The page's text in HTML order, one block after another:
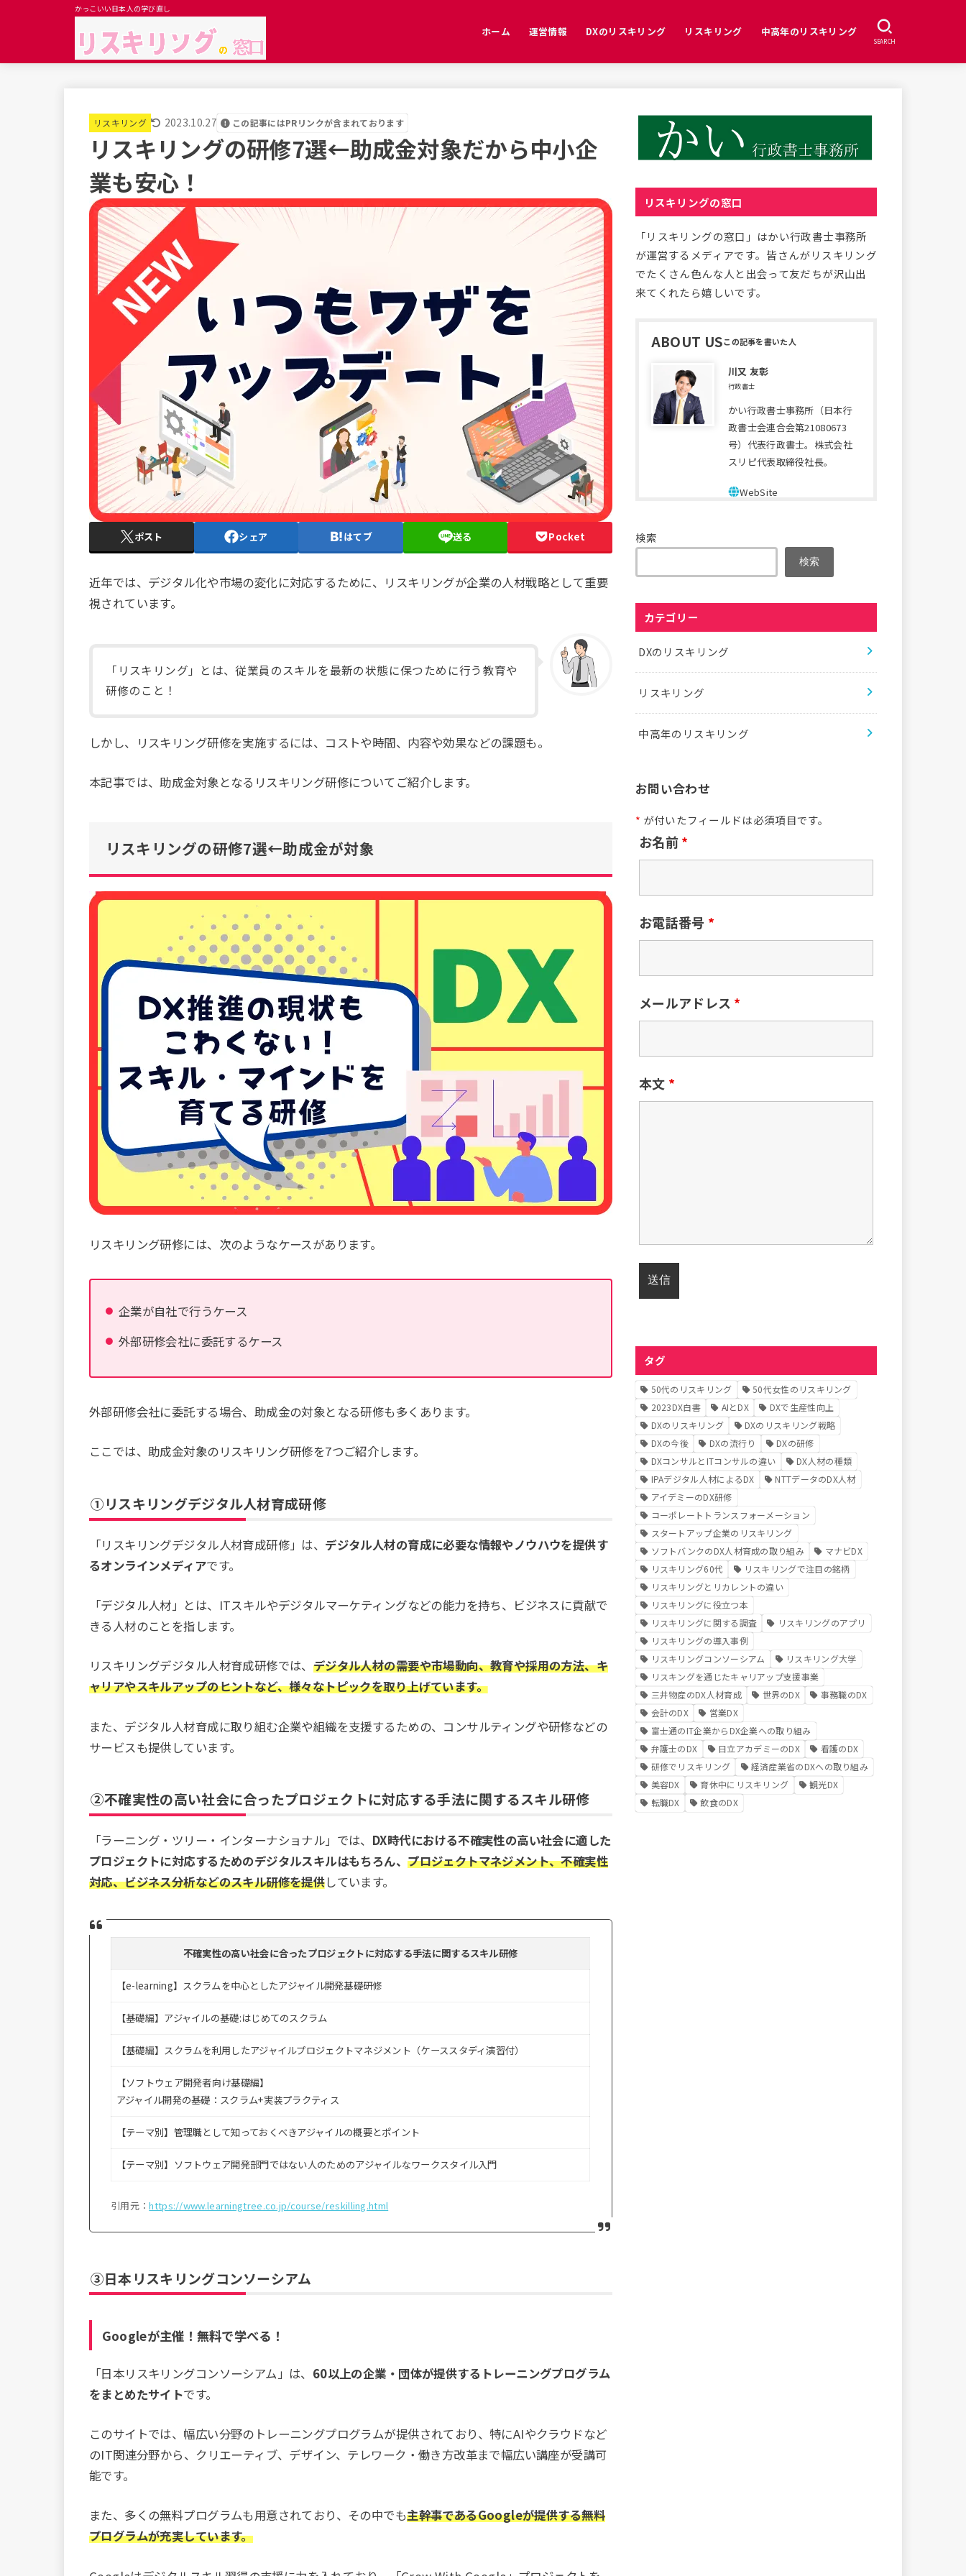
かっこいい日本人の学び直し
ホーム 運営情報
免責事項
プライバシーポリシー
お問い合わせ
特定商取引法に基づく表記
DXのリスキリング リスキリング 中高年のリスキリング
SEARCH
リスキリング 2023.10.27 この記事にはPRリンクが含まれております
リスキリングの研修7選←助成金対象だから中小企
業も安心！
ポスト シェア はてブ 送る Pocket
近年では、デジタル化や市場の変化に対応するために、リスキリングが企業の人材戦略として重要
視されています。
「リスキリング」とは、従業員のスキルを最新の状態に保つために行う教育や
研修のこと！
しかし、リスキリング研修を実施するには、コストや時間、内容や効果などの課題も。
本記事では、助成金対象となるリスキリング研修についてご紹介します。
リスキリングの研修7選←助成金が対象
リスキリング研修には、次のようなケースがあります。
企業が自社で行うケース
外部研修会社に委託するケース
外部研修会社に委託する場合、助成金の対象となる研修も多くあります。
ここでは、助成金対象のリスキリング研修を7つご紹介します。
①リスキリングデジタル人材育成研修
「リスキリングデジタル人材育成研修」は、 デジタル人材の育成に必要な情報やノウハウを提供す
るオンラインメディアです。
「デジタル人材」とは、ITスキルやデジタルマーケティングなどの能力を持ち、ビジネスに貢献で
きる人材のことを指します。
リスキリングデジタル人材育成研修では、 デジタル人材の需要や市場動向、教育や採用の方法、キ
ャリアやスキルアップのヒントなど、様々なトピックを取り上げています。
また、デジタル人材育成に取り組む企業や組織を支援するための、コンサルティングや研修などの
サービスも提供しています。
②不確実性の高い社会に合ったプロジェクトに対応する手法に関するスキル研修
「ラーニング・ツリー・インターナショナル」では、 DX時代における不確実性の高い社会に適した
プロジェクトに対応するためのデジタルスキルはもちろん、プロジェクトマネジメント、不確実性
対応、ビジネス分析などのスキル研修を提供しています。
不確実性の高い社会に合ったプロジェクトに対応する手法に関するスキル研修
【e-learning】スクラムを中心としたアジャイル開発基礎研修
【基礎編】アジャイルの基礎:はじめてのスクラム
【基礎編】スクラムを利用したアジャイルプロジェクトマネジメント（ケーススタディ演習付）
【ソフトウェア開発者向け基礎編】
アジャイル開発の基礎：スクラム+実装プラクティス
【テーマ別】管理職として知っておくべきアジャイルの概要とポイント
【テーマ別】ソフトウェア開発部門ではない人のためのアジャイルなワークスタイル入門
引用元：https://www.learningtree.co.jp/course/reskilling.html
③日本リスキリングコンソーシアム
Googleが主催！無料で学べる！
「日本リスキリングコンソーシアム」は、 60以上の企業・団体が提供するトレーニングプログラム
をまとめたサイトです。
このサイトでは、幅広い分野のトレーニングプログラムが提供されており、特にAIやクラウドなど
のIT関連分野から、クリエーティブ、デザイン、テレワーク・働き方改革まで幅広い講座が受講可
能です。
また、多くの無料プログラムも用意されており、その中でも主幹事であるGoogleが提供する無料
プログラムが充実しています。
リスキリングの窓口
「リスキリングの窓口」はかい行政書士事務所
が運営するメディアです。皆さんがリスキリング
でたくさん色んな人と出会って友だちが沢山出
来てくれたら嬉しいです。
ABOUT US
川又 友彰
行政書士
かい行政書士事務所（日本行
政書士会連合会第21080673
号）代表行政書士。株式会社
スリピ代表取締役社長。
検索
検索
カテゴリー
DXのリスキリング
リスキリング
中高年のリスキリング
お問い合わせ
* が付いたフィールドは必須項目です。
お名前*
お電話番号 *
メールアドレス *
本文 *
タグ
50代のリスキリング
50代女性のリスキリング
2023DX白書
AIとDX
DXで生産性向上
DXのリスキリング
DXのリスキリング戦略
DXの今後
DXの流行り
DXの研修
DXコンサルとITコンサルの違い
DX人材の種類
IPAデジタル人材によるDX
NTTデータのDX人材
アイデミーのDX研修
コーポレートトランスフォーメーション
スタートアップ企業のリスキリング
ソフトバンクのDX人材育成の取り組み
マナビDX
リスキリング60代
リスキリングで注目の銘柄
リスキリングとリカレントの違い
リスキリングに役立つ本
リスキリングに関する調査
リスキリングのアプリ
リスキリングの導入事例
リスキリングコンソーシアム
リスキリング大学
リスキングを通じたキャリアップ支援事業
三井物産のDX人材育成
世界のDX
事務職のDX
会計のDX
営業DX
富士通のIT企業からDX企業への取り組み
弁護士のDX
日立アカデミーのDX
看護のDX
研修でリスキリング
経済産業省のDXへの取り組み
美容DX
育休中にリスキリング
観光DX
転職DX
飲食のDX